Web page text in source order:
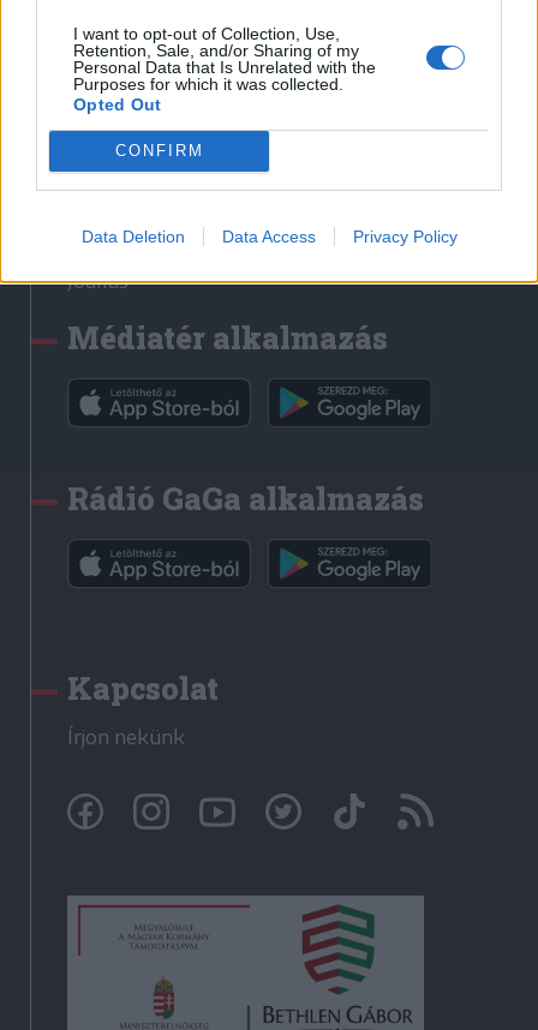
I want to opt-out of Collection, Use,
Retention, Sale, and/or Sharing of my
Personal Data that Is Unrelated with the
Purposes for which it was collected.
Opted Out
CONFIRM
Data Deletion Data Access Privacy Policy
Liget
Krónika
Bihari Napló
Erdélyi Napló
Főtér
Rádió GaGa
Jóállás
Médiatér alkalmazás
Rádió GaGa alkalmazás
Kapcsolat
Írjon nekünk